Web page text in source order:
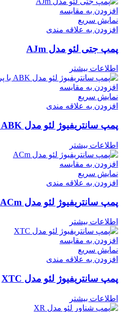
افزودن به مقایسه
نمایش سریع
افزودن به علاقه مندی
پمپ جتی لئو مدل AJm
اطلاعات بیشتر
افزودن به مقایسه
نمایش سریع
افزودن به علاقه مندی
پمپ سانتریفیوژ لئو مدل ABK با پروانه باز
اطلاعات بیشتر
افزودن به مقایسه
نمایش سریع
افزودن به علاقه مندی
پمپ سانتریفیوژ لئو مدل ACm
اطلاعات بیشتر
افزودن به مقایسه
نمایش سریع
افزودن به علاقه مندی
پمپ سانتریفیوژ لئو مدل XTC
اطلاعات بیشتر